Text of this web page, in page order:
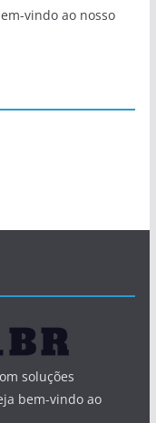
vindo ao nosso
soluções
bem-vindo ao